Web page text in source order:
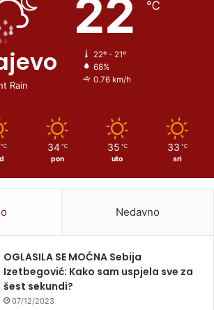
Rain
22 ℃
22º - 21º
68%
0.76 km/h
℃ 34 ℃
pon
35 ℃
uto
33 ℃
sri
Nedavno
OGLASILA SE MOĆNA Sebija
Izetbegović: Kako sam uspjela sve za
šest sekundi?
07/12/2023